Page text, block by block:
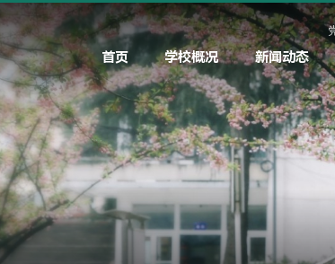
首页 学校概况 新闻动态